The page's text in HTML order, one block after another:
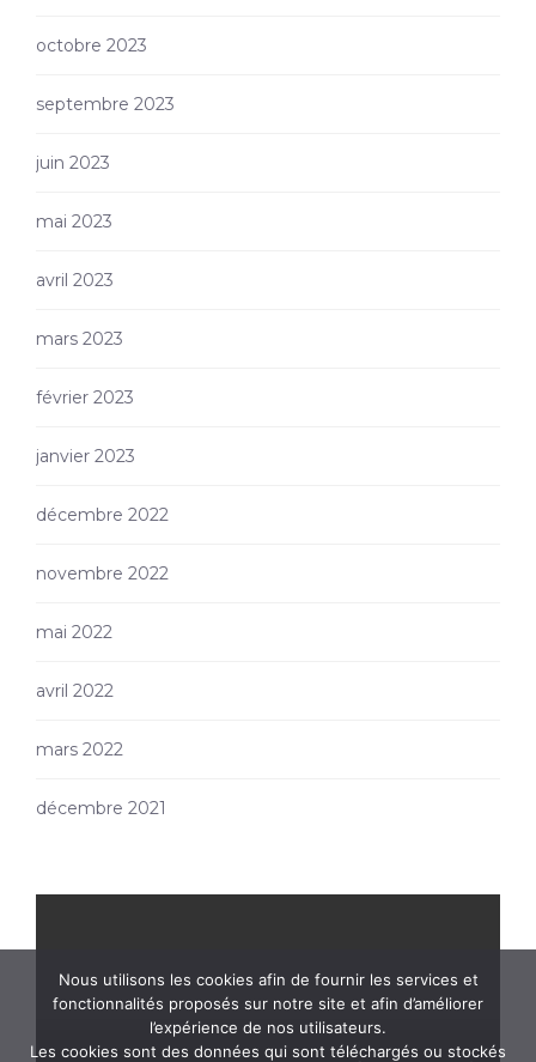
octobre 2023
septembre 2023
juin 2023
mai 2023
avril 2023
mars 2023
février 2023
janvier 2023
décembre 2022
novembre 2022
mai 2022
avril 2022
mars 2022
décembre 2021
Nous utilisons les cookies afin de fournir les services et
fonctionnalités proposés sur notre site et afin d’améliorer
l’expérience de nos utilisateurs.
Les cookies sont des données qui sont téléchargés ou stockés